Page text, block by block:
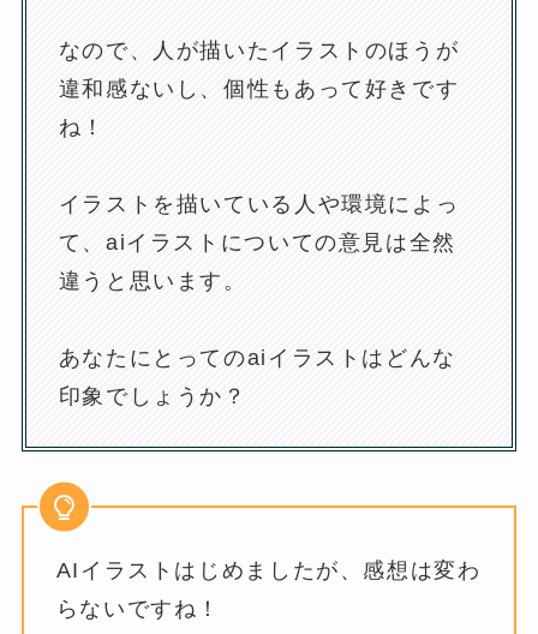
なので、人が描いたイラストのほうが
違和感ないし、個性もあって好きです
ね！
イラストを描いている人や環境によっ
て、aiイラストについての意見は全然
違うと思います。
あなたにとってのaiイラストはどんな
印象でしょうか？
AIイラストはじめましたが、感想は変わ
らないですね！